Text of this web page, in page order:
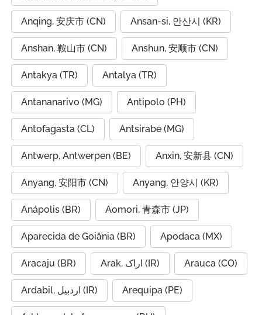
Anqing, 安庆市 (CN) Ansan-si, 안산시 (KR)
Anshan, 鞍山市 (CN) Anshun, 安顺市 (CN)
Antakya (TR) Antalya (TR)
Antananarivo (MG) Antipolo (PH)
Antofagasta (CL) Antsirabe (MG)
Antwerp, Antwerpen (BE) Anxin, 安新县 (CN)
Anyang, 安阳市 (CN) Anyang, 안양시 (KR)
Anápolis (BR) Aomori, 青森市 (JP)
Aparecida de Goiânia (BR) Apodaca (MX)
Aracaju (BR) Arak, اراک (IR) Arauca (CO)
Ardabil, اردبیل (IR) Arequipa (PE)